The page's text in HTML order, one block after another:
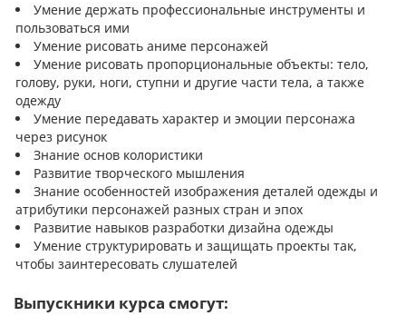
Умение держать профессиональные инструменты и
пользоваться ими
Умение рисовать аниме персонажей
Умение рисовать пропорциональные объекты: тело,
голову, руки, ноги, ступни и другие части тела, а также
одежду
Умение передавать характер и эмоции персонажа
через рисунок
Знание основ колористики
Развитие творческого мышления
Знание особенностей изображения деталей одежды и
атрибутики персонажей разных стран и эпох
Развитие навыков разработки дизайна одежды
Умение структурировать и защищать проекты так,
чтобы заинтересовать слушателей
Выпускники курса смогут: